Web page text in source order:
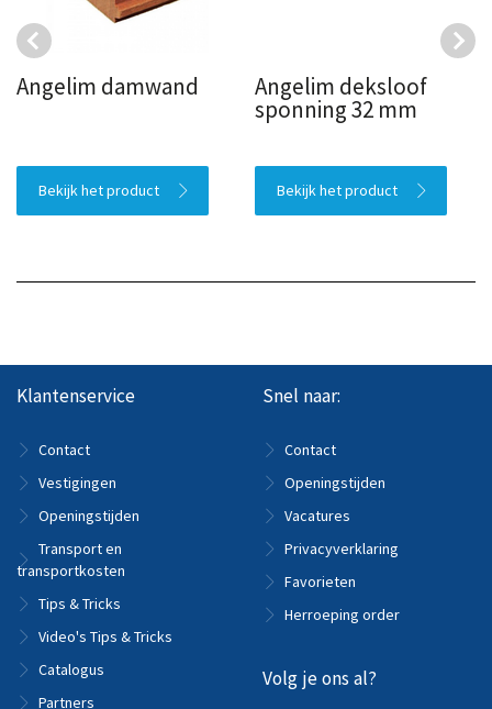
Angelim damwand
Bekijk het product
Angelim deksloof
sponning 32 mm
Bekijk het product
Klantenservice
Contact
Vestigingen
Openingstijden
Transport en
transportkosten
Tips & Tricks
Video's Tips & Tricks
Catalogus
Partners
Snel naar:
Contact
Openingstijden
Vacatures
Privacyverklaring
Favorieten
Herroeping order
Volg je ons al?